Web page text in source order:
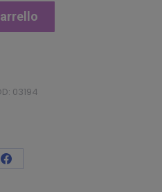
03194
Condividi